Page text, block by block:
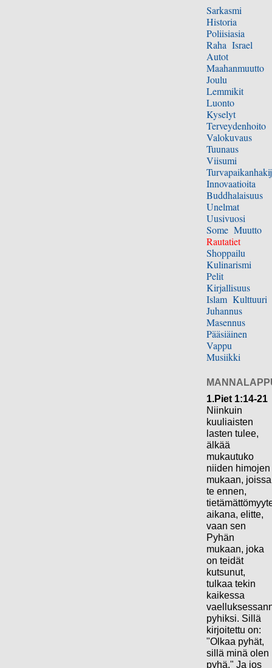
Sarkasmi
Historia
Poliisiasia
Raha Israel
Autot
Maahanmuutto
Joulu
Lemmikit
Luonto
Kyselyt
Terveydenhoito
Valokuvaus
Tuunaus
Viisumi
Innovaatioita
Buddhalaisuus
Unelmat
Uusivuosi
Some Muutto
Rautatiet
Shoppailu
Kulinarismi
Pelit
Kirjallisuus
Islam Kulttuuri
Juhannus
Masennus
Pääsiäinen
Vappu
Musiikki
1.Piet 1:14-21
Niinkuin
kuuliaisten
lasten tulee,
älkää
mukautuko
niiden himojen
mukaan, joissa
te ennen,
aikana, elitte,
vaan sen
Pyhän
mukaan, joka
on teidät
kutsunut,
tulkaa tekin
kaikessa
pyhiksi. Sillä
kirjoitettu on:
"Olkaa pyhät,
sillä minä olen
pyhä." Ja jos